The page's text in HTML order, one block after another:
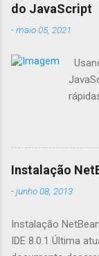
do JavaScript
-maio 05, 2021
Instalação
-junho 08, 2013
Instalação
IDE 8.0.1 Última